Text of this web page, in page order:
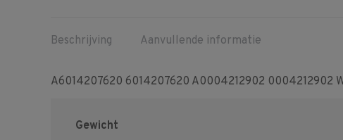
Beschrijving
Aanvullende informatie
A6014207620 6014207620 A0004212902 0004212902
Gewicht